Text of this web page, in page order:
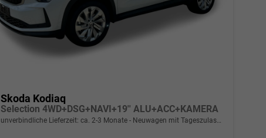
Skoda Kodiaq
Selection 4WD+DSG+NAVI+19'' ALU+ACC+KAMERA
unverbindliche Lieferzeit: ca. 2-3 Monate Neuwagen mit Tageszulassung